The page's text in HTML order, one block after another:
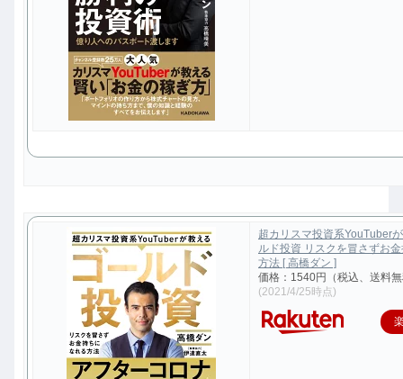
超カリスマ投資系YouTuber
ルド投資 リスクを冒さずお
方法 [ 高橋ダン ]
価格：1540円（税込、送料
(2021/4/25時点)